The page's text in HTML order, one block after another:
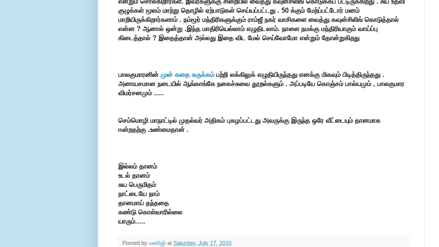
குழுக்கள் மூலம் மாற்று தொழில் ஏற்பாடுகள் செய்யப்பட்டது . 50 க்கும் மேற்ப்பட்டோர் மனம்
மாறியிருக்கிறார்களாம் . நம்மூர் மந்திரிகளுக்கும் ராம்ஜீ நகர் வாசிகளை வைத்து கவுன்சிலிங் கொடுத்தால்
என்ன ? ஆனால் ஒன்று .இந்த மாதிரியெல்லாம் எழுதிடலாம். நாளை நமக்கு மந்திரியாகும் வாய்ப்பு
கிடைத்தால் ? இதைத்தான் அல்லது இதை விட மேல் செய்வோமோ என்றும் தோன்றுகிறது
பாலகுமாரனின் முன் கதை சுருக்கம் பற்றி லக்கிலுக் எழுதியிருந்தது எனக்கு மிகவும் பிடித்திருந்தது .
அனாயசமான நடையில் ஆங்காங்கே நகைச்சுவை தூறல்களும் . அப்படியே கொஞ்சம் பால்யமும் , பாலகுமார
விமர்சனமும் .....
செம்மொழி மாநாட்டில் முதல்வர் அதிகம் புகழப்பட்டது அவருக்கு இருந்த ஒரே வீட்டையும் தானமாக
ஈன்றதற்கு .உண்மைதான் .
இல்லம் தானம்
உடல் தானம்
சுய பெருமிதம்
நாட்டையே நாம்
தானமாய் தந்ததை
கண்டு கொள்வாரில்லை
யாரும்.....
Posted by மணிஜி at Saturday, July 17, 2010